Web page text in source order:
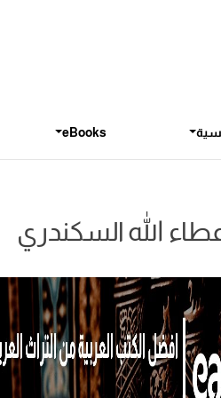
eBooks
الله السكندري